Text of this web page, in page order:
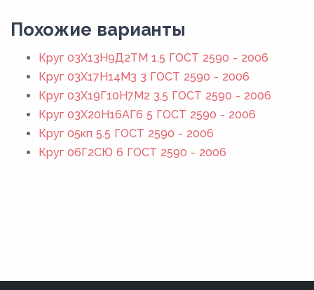
Похожие варианты
Круг 03Х13Н9Д2ТМ 1.5 ГОСТ 2590 - 2006
Круг 03Х17Н14М3 3 ГОСТ 2590 - 2006
Круг 03Х19Г10Н7М2 3.5 ГОСТ 2590 - 2006
Круг 03Х20Н16АГ6 5 ГОСТ 2590 - 2006
Круг 05кп 5.5 ГОСТ 2590 - 2006
Круг 06Г2СЮ 6 ГОСТ 2590 - 2006